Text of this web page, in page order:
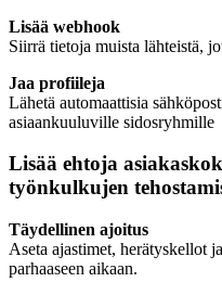
Lisää webhook
Siirrä tietoja muista lähteistä,
Jaa profiileja
Lähetä automaattisia
asiaankuuluville sidosryhmille
Lisää ehtoja
työnkulkujen
Täydellinen ajoitus
Aseta ajastimet, herätyskellot
parhaaseen aikaan.